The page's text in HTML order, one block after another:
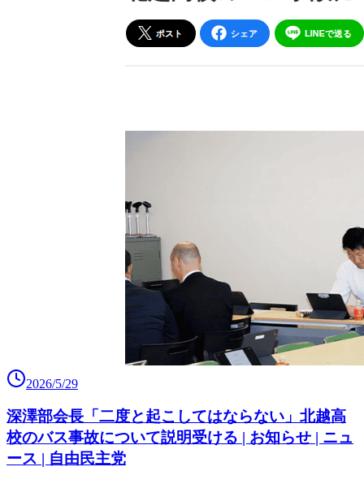
2026/5/29
深澤部会長「二度と起こしてはならない」北越高
校のバス事故について説明受ける | お知らせ | ニュ
ース | 自由民主党